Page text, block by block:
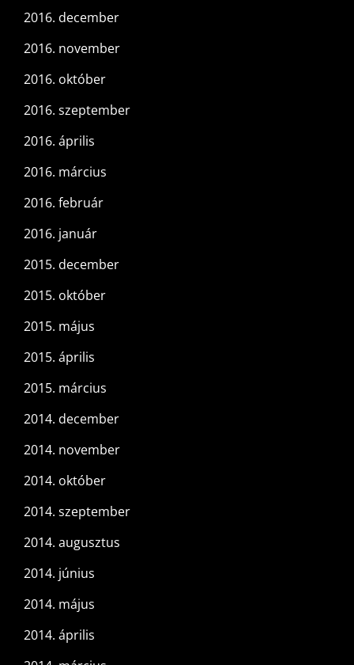
2016. december
2016. november
2016. október
2016. szeptember
2016. április
2016. március
2016. február
2016. január
2015. december
2015. október
2015. május
2015. április
2015. március
2014. december
2014. november
2014. október
2014. szeptember
2014. augusztus
2014. június
2014. május
2014. április